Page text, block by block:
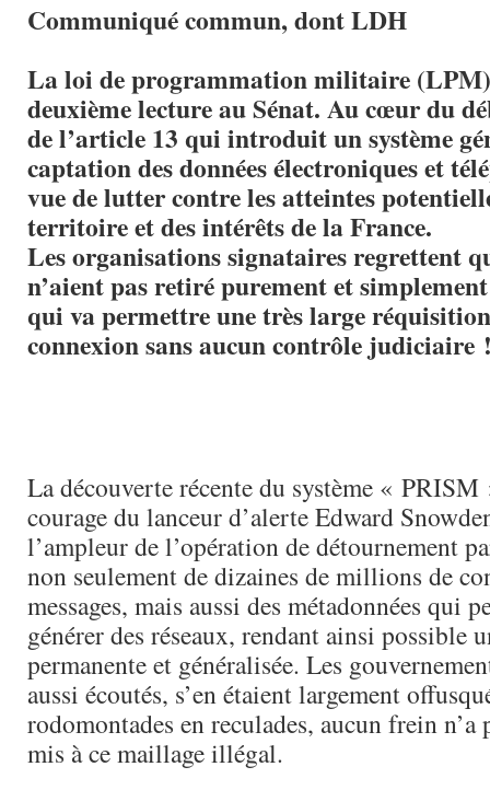
Communiqué commun, dont LDH
La loi de programmation militaire (LPM)
deuxième lecture au Sénat. Au cœur du
de l’article 13 qui introduit un système
captation des données électroniques et
vue de lutter contre les atteintes
territoire et des intérêts de la France.
Les organisations signataires regrettent
n’aient pas retiré purement et
qui va permettre une très large
connexion sans aucun contrôle judiciaire
La découverte récente du système « PRISM
courage du lanceur d’alerte Edward
l’ampleur de l’opération de détournement
non seulement de dizaines de millions de
messages, mais aussi des métadonnées qui
générer des réseaux, rendant ainsi possible
permanente et généralisée. Les
aussi écoutés, s’en étaient largement
rodomontades en reculades, aucun frein n’a
mis à ce maillage illégal.